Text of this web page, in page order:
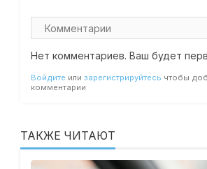
Нет комментариев. Ваш будет
Войдите или зарегистрируйтесь чтобы
комментарии
ТАКЖЕ ЧИТАЮТ